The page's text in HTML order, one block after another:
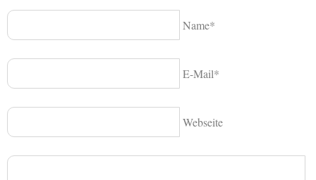
Name*
E-Mail*
Webseite